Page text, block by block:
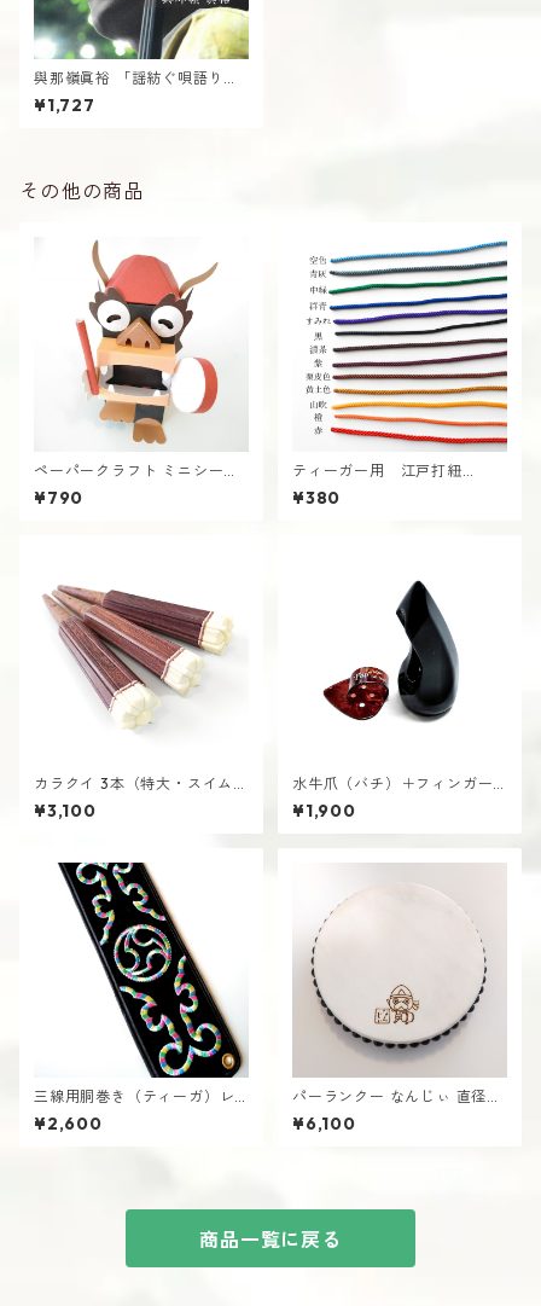
與那嶺眞裕 「謡紡ぐ唄語り」
TADAHIRO YONAMINE よな
みねただひろ
¥1,727
その他の商品
ペーパークラフト ミニシーサ
ーの仲間たち（エイサー） 沖
縄
¥790
ティーガー用 江戸打紐
【細】（約110cm） さんしん
三線
¥380
カラクイ 3本（特大・スイムデ
ィ・ライン有・紫檀） 三線用
からくい
¥3,100
水牛爪（バチ）＋フィンガー
ピック（茶）特価品 三線用 ば
ち つめ さんしん
¥1,900
三線用胴巻き（ティーガ）レ
インボー刺繍 江戸紐付き さ
んしん
¥2,600
パーランクー なんじぃ 直径21
cm バチ付き 水牛皮製 エイサ
ー用 太鼓 沖縄 南城市
¥6,100
商品一覧に戻る